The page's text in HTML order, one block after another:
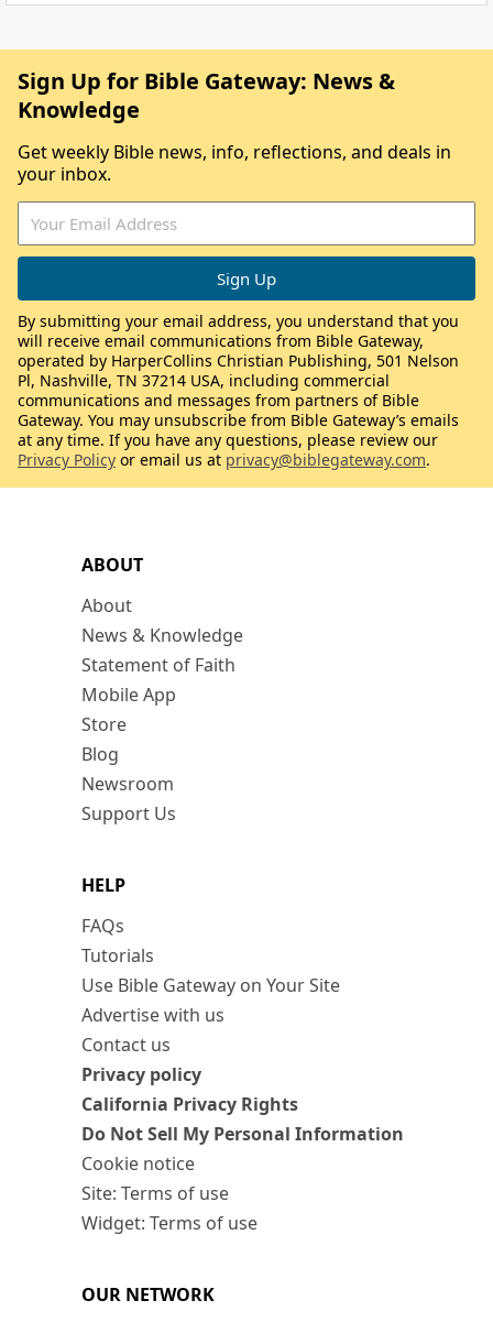
ABOUT
About
News & Knowledge
Statement of Faith
Mobile App
Store
Blog
Newsroom
Support Us
HELP
FAQs
Tutorials
Use Bible Gateway on Your Site
Advertise with us
Contact us
Privacy policy
California Privacy Rights
Do Not Sell My Personal Information
Cookie notice
Site: Terms of use
Widget: Terms of use
OUR NETWORK
Sign Up for Bible Gateway: News &
Knowledge
Get weekly Bible news, info, reflections, and deals in
your inbox.
By submitting your email address, you understand that you
will receive email communications from Bible Gateway,
operated by HarperCollins Christian Publishing, 501 Nelson
Pl, Nashville, TN 37214 USA, including commercial
communications and messages from partners of Bible
Gateway. You may unsubscribe from Bible Gateway’s emails
at any time. If you have any questions, please review our
Privacy Policy or email us at privacy@biblegateway.com.